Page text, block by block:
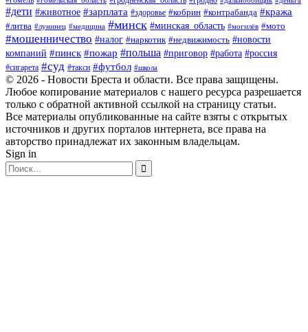
#дети #животное #зарплата #здоровье #кобрин #контрабанда #кража
#литва #лунинец #медицина #минск #минская_область #могилёв #мото
#мошенничество #налог #наркотик #недвижимость #новости
компаний #пинск #пожар #польша #приговор #работа #россия
#сигарета #суд #такси #футбол #школа
© 2026 - Новости Бреста и области. Все права защищены.
Любое копирование материалов с нашего ресурса разрешается
только с обратной активной ссылкой на страницу статьи.
Все материалы опубликованные на сайте взяты с открытых
источников и других порталов интернета, все права на
авторство принадлежат их законным владельцам.
Sign in